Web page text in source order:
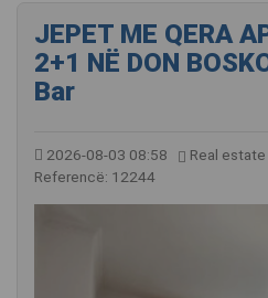
JEPET ME QERA
2+1 NË DON
Bar
2026-08-03 08:58 Real estate
Referencë: 12244